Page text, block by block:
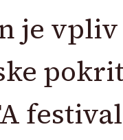
je vpliv